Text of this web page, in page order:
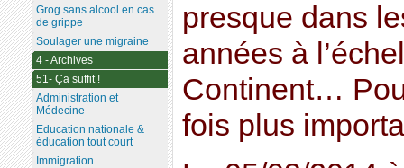
presque dans
années à
Continent…
fois plus
Grog sans alcool en cas
de grippe
Soulager une migraine
4 - Archives
51- Ça suffit !
Administration et
Médecine
Education nationale &
éducation tout court
Immigration